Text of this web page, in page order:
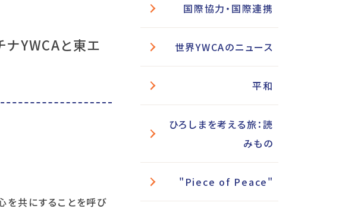
ナYWCAと東エ
を共にすることを呼び
国際協力・国際連携
世界YWCAのニュース
平和
ひろしまを考える旅：読
みもの
"Piece of Peace"